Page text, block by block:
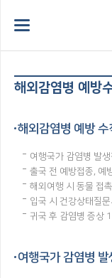
해외감염병 예방
해외감염병 예방 수
여행국가 감염병 발생
출국 전 예방접종, 예
해외여행 시 동물 접촉
입국 시 건강상태질문
귀국 후 감염병 증상
여행국가 감염병 발